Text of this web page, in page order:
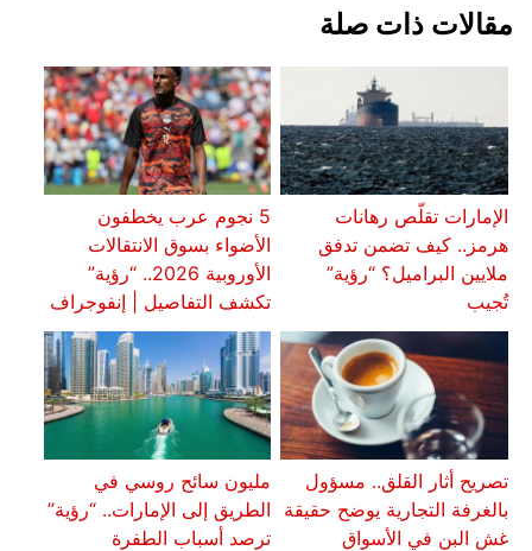
مقالات ذات صلة
الإمارات تقلّص رهانات
هرمز.. كيف تضمن تدفق
ملايين البراميل؟ “رؤية”
تُجيب
5 نجوم عرب يخطفون
الأضواء بسوق الانتقالات
الأوروبية 2026.. “رؤية”
تكشف التفاصيل | إنفوجراف
تصريح أثار القلق.. مسؤول
بالغرفة التجارية يوضح حقيقة
غش البن في الأسواق
مليون سائح روسي في
الطريق إلى الإمارات.. “رؤية”
ترصد أسباب الطفرة